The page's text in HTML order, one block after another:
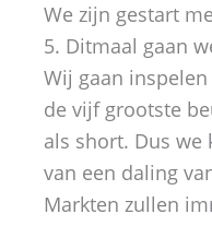
We zijn gestart
5. Ditmaal gaan
Wij gaan
de vijf grootste
als short. Dus
van een daling
Markten zullen